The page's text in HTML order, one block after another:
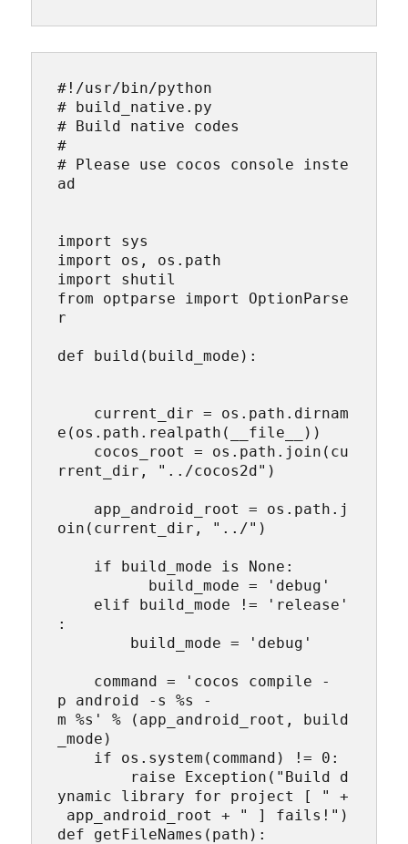
#!/usr/bin/python
# build_native.py
# Build native codes
#
# Please use cocos console inste
ad
import sys
import os, os.path
import shutil
from optparse import OptionParse
r
def build(build_mode):
current_dir = os.path.dirnam
e(os.path.realpath(__file__))
cocos_root = os.path.join(cu
rrent_dir, "../cocos2d")
app_android_root = os.path.j
oin(current_dir, "../")
if build_mode is None:
build_mode = 'debug'
elif build_mode != 'release'
:
build_mode = 'debug'
command = 'cocos compile -
p android -s %s -
m %s' % (app_android_root, build
_mode)
if os.system(command) != 0:
raise Exception("Build d
ynamic library for project [ " +
app_android_root + " ] fails!")
def getFileNames(path):